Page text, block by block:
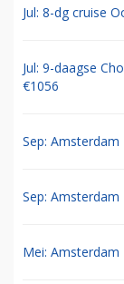
Jul: 8-dg cruise
Jul: 9-daagse
€1056
Sep: Amsterdam
Sep: Amsterdam
Mei: